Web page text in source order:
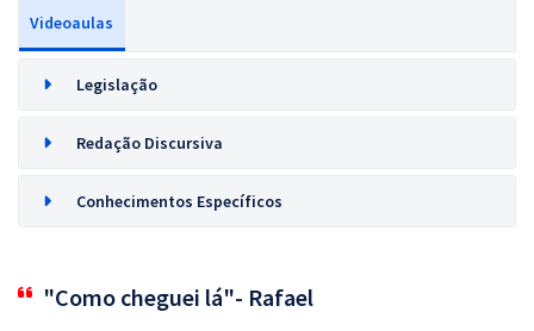
Videoaulas
Legislação
Redação Discursiva
Conhecimentos Específicos
"Como cheguei lá"- Rafael